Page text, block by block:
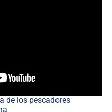
de los pescadores